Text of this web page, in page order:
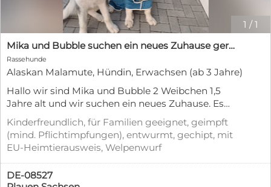
1 /1
Mika und Bubble suchen ein neues Zuhause germe auch einzeln vermittelbar
Rassehunde
Alaskan Malamute, Hündin, Erwachsen (ab 3 Jahre)
Hallo wir sind Mika und Bubble 2 Weibchen 1,5
Jahre alt und wir suchen ein neues Zuhause. Es
wäre schön wenn wir beide zusammen eine neue
Familie finden aber es ist kein muss. Wir haben
beide ein Hüftproblem Hüftdysplasie aber die
Kosten für eine Operation werden übernommen
Sie müssen die OP nicht bezahlen. Wir können
nicht zurück zu unserem Halter da wir mit dem
Kinderfreundlich, für Familien geeignet, geimpft
(mind. Pflichtimpfungen), entwurmt, gechipt, mit
EU-Heimtierausweis, Welpenwurf
DE-08527